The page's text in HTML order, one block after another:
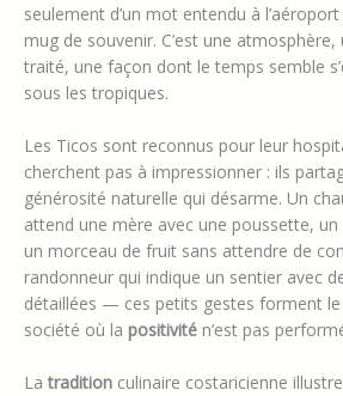
seulement d’un mot entendu à
mug de souvenir. C’est une atmosphère,
traité, une façon dont le temps semble
sous les tropiques.
Les Ticos sont reconnus pour leur
cherchent pas à impressionner : ils
générosité naturelle qui désarme. Un
attend une mère avec une poussette,
un morceau de fruit sans attendre de
randonneur qui indique un sentier avec
détaillées — ces petits gestes forment le
société où la positivité n’est pas
Latradition culinaire costaricienne